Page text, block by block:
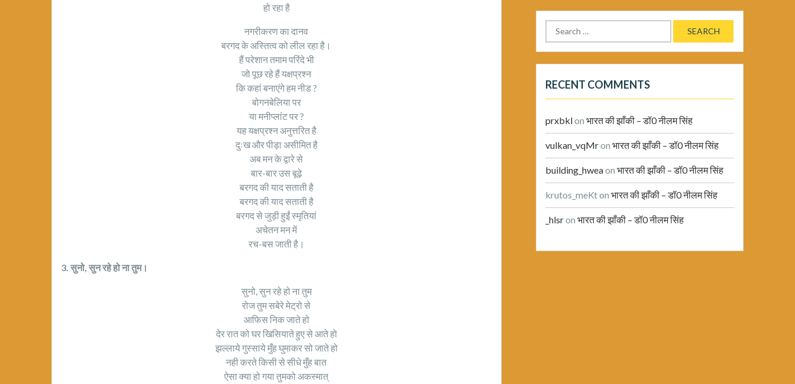
हो रहा है
नगरीकरण का दानव
बरगद के अस्तित्व को लील रहा है।
हैं परेशान तमाम परिंदे भी
जो पूछ रहे हैं यक्षप्रश्न
कि कहां बनाएंगे हम नीड ?
बोगनबेलिया पर
या मनीप्लांट पर ?
यह यक्षप्रश्न अनुत्तरित है
दुःख और पीड़ा असीमित है
अब मन के द्वारे से
बार-बार उस बूढ़े
बरगद की याद सताती है
बरगद की याद सताती है
बरगद से जुड़ी हुईं स्मृतियां
अचेतन मन में
रच-बस जाती है।
3. सुनो, सुन रहे हो ना तुम।
सुनो, सुन रहे हो ना तुम
रोज तुम सबेरे मेट्रो से
आफिस निक जाते हो
देर रात को घर खिसियाते हुए से आते हो
झल्लाये गुस्साये मुँह घुमाकर सो जाते हो
नही करते किसी से सीधे मुँह बात
ऐसा क्या हो गया तुमको अकस्मात्
Search
for:
RECENT COMMENTS
prxbklon भारत की झाँकी – डॉ0 नीलम सिंह
vulkan_vqMron भारत की झाँकी – डॉ0 नीलम सिंह
building_hweaon भारत की झाँकी – डॉ0 नीलम सिंह
krutos_meKton भारत की झाँकी – डॉ0 नीलम सिंह
_hlsron भारत की झाँकी – डॉ0 नीलम सिंह